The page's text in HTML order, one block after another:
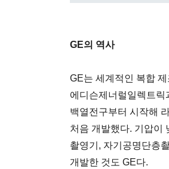
GE의 역사
GE는 세계적인 복합
에디슨제너럴일렉트
백열전구부터 시작해
처음 개발했다. 기압이
촬영기, 자기공명단층
개발한 것도 GE다.